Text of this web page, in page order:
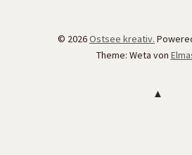
© 2026Ostsee kreativ.
Theme: Weta von